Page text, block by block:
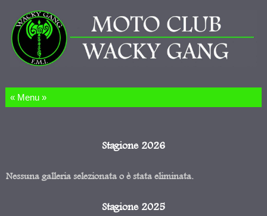
Salta al contenuto
Stagione 2026
Nessuna galleria selezionata o è stata eliminata.
Stagione 2025